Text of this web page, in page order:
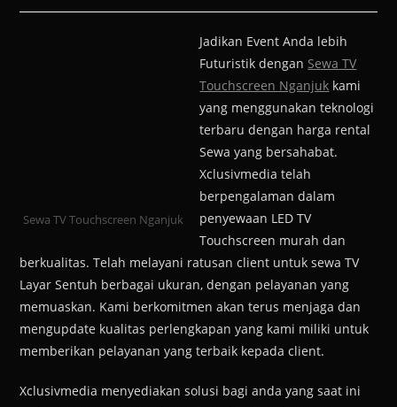
Sewa TV Touchscreen Nganjuk
Jadikan Event Anda lebih
Futuristik dengan Sewa TV
Touchscreen Nganjuk kami
yang menggunakan teknologi
terbaru dengan harga rental
Sewa yang bersahabat.
Xclusivmedia telah
berpengalaman dalam
penyewaan LED TV
Touchscreen murah dan
berkualitas. Telah melayani ratusan client untuk sewa TV
Layar Sentuh berbagai ukuran, dengan pelayanan yang
memuaskan. Kami berkomitmen akan terus menjaga dan
mengupdate kualitas perlengkapan yang kami miliki untuk
memberikan pelayanan yang terbaik kepada client.
Xclusivmedia menyediakan solusi bagi anda yang saat ini